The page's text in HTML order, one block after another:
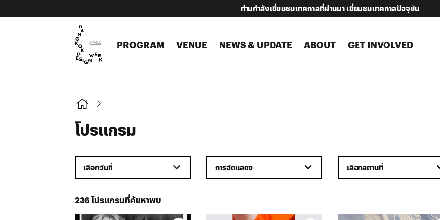
ท่านกำลังเยี่ยมชมเทศกาลที่ผ่านมา เยี่ยมชมเทศกาลปัจจุบัน
PROGRAM VENUE NEWS & UPDATE ABOUT GET INVOLVED
โปรแกรม
เลือกวันที่ การจัดแสดง เลือกสถานที่
236 โปรแกรมที่ค้นหาพบ